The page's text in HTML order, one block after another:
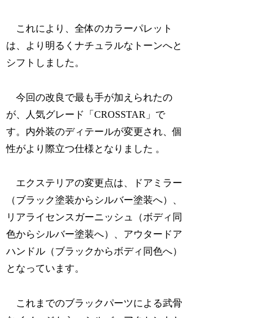
これにより、全体のカラーパレット
は、より明るくナチュラルなトーンへと
シフトしました。
今回の改良で最も手が加えられたの
が、人気グレード「CROSSTAR」で
す。内外装のディテールが変更され、個
性がより際立つ仕様となりました 。
エクステリアの変更点は、ドアミラー
（ブラック塗装からシルバー塗装へ）、
リアライセンスガーニッシュ（ボディ同
色からシルバー塗装へ）、アウタードア
ハンドル（ブラックからボディ同色へ）
となっています。
これまでのブラックパーツによる武骨